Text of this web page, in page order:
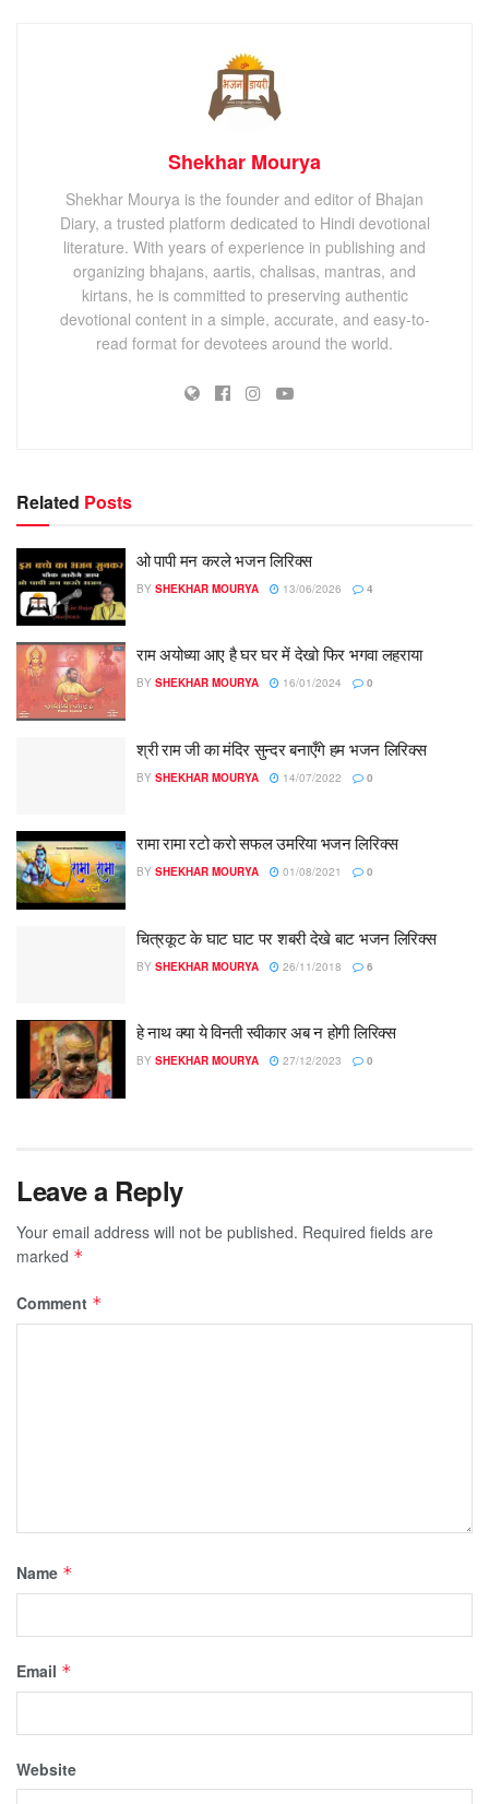
Shekhar Mourya
Shekhar Mourya is the founder and editor of Bhajan
Diary, a trusted platform dedicated to Hindi devotional
literature. With years of experience in publishing and
organizing bhajans, aartis, chalisas, mantras, and
kirtans, he is committed to preserving authentic
devotional content in a simple, accurate, and easy-to-
read format for devotees around the world.
Related Posts
ओ पापी मन करले भजन लिरिक्स
BY SHEKHAR MOURYA 13/06/2026 4
राम अयोध्या आए है घर घर में देखो फिर भगवा लहराया
BY SHEKHAR MOURYA 16/01/2024 0
श्री राम जी का मंदिर सुन्दर बनाएँगे हम भजन लिरिक्स
BY SHEKHAR MOURYA 14/07/2022 0
रामा रामा रटो करो सफल उमरिया भजन लिरिक्स
BY SHEKHAR MOURYA 01/08/2021 0
चित्रकूट के घाट घाट पर शबरी देखे बाट भजन लिरिक्स
BY SHEKHAR MOURYA 26/11/2018 6
हे नाथ क्या ये विनती स्वीकार अब न होगी लिरिक्स
BY SHEKHAR MOURYA 27/12/2023 0
Leave a Reply
Your email address will not be published. Required fields are
marked *
Comment *
Name *
Email *
Website